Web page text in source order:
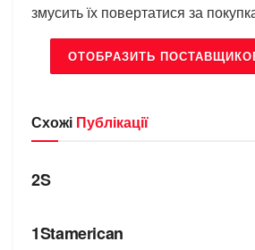
змусить їх повертатися за
ОТОБРАЗИТЬ ПОСТАВЩИКОВ
Схожі Публікації
БРЕНДИ
2S
1Stamerican